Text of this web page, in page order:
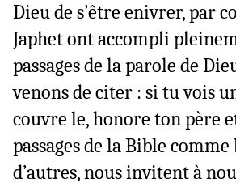
Dieu de s’être enivrer, par
Japhet ont accompli
passages de la parole de
venons de citer : si tu vois
couvre le, honore ton père
passages de la Bible comme
d’autres, nous invitent à